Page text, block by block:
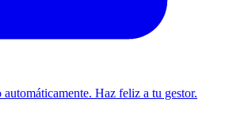
Haz feliz a tu gestor.